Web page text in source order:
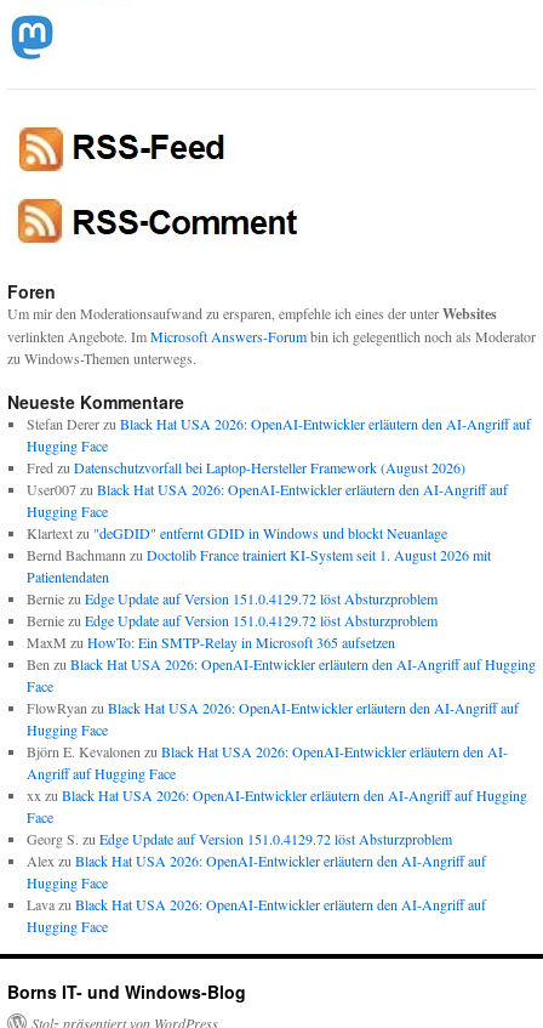
Foren
Um mir den Moderationsaufwand zu ersparen, empfehle ich eines der unterWebsites
verlinkten Angebote. ImMicrosoft Answers-Forumbin ich gelegentlich noch als Moderator
zu Windows-Themen unterwegs.
Neueste Kommentare
Stefan Dererzu Black Hat USA 2026: OpenAI-Entwickler erläutern den AI-Angriff auf
Hugging Face
Fred zu Datenschutzvorfall bei Laptop-Hersteller Framework (August 2026)
User007zu Black Hat USA 2026: OpenAI-Entwickler erläutern den AI-Angriff auf
Hugging Face
Klartextzu "deGDID" entfernt GDID in Windows und blockt Neuanlage
Bernd Bachmann zu Doctolib France trainiert KI-System seit 1. August 2026 mit
Patientendaten
Berniezu Edge Update auf Version 151.0.4129.72 löst Absturzproblem
Berniezu Edge Update auf Version 151.0.4129.72 löst Absturzproblem
MaxM zu HowTo: Ein SMTP-Relay in Microsoft 365 aufsetzen
Ben zu Black Hat USA 2026: OpenAI-Entwickler erläutern den AI-Angriff auf Hugging
Face
FlowRyan zu Black Hat USA 2026: OpenAI-Entwickler erläutern den AI-Angriff auf
Hugging Face
Björn E. Kevalonen zu Black Hat USA 2026: OpenAI-Entwickler erläutern den AI-
Angriff auf Hugging Face
xx zu Black Hat USA 2026: OpenAI-Entwickler erläutern den AI-Angriff auf Hugging
Face
Georg S. zu Edge Update auf Version 151.0.4129.72 löst Absturzproblem
Alex zu Black Hat USA 2026: OpenAI-Entwickler erläutern den AI-Angriff auf
Hugging Face
Lavazu Black Hat USA 2026: OpenAI-Entwickler erläutern den AI-Angriff auf
Hugging Face
Borns IT- und Windows-Blog
Stolz präsentiert von WordPress.